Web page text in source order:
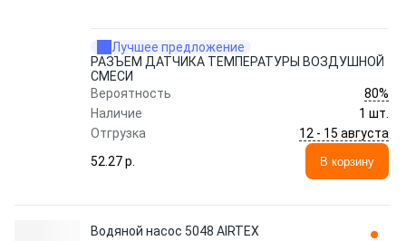
Лучшее предложение
РАЗЪЕМ ДАТЧИКА ТЕМПЕРАТУРЫ ВОЗДУШНОЙ
СМЕСИ
Вероятность
80%
Наличие
1 шт.
Отгрузка
12 - 15 августа
52.27 p.
В корзину
Водяной насос 5048 AIRTEX